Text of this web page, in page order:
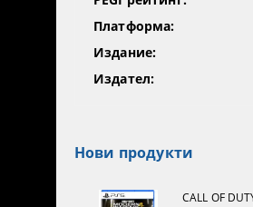
Платформа:
Издание:
Издател:
Нови продукти